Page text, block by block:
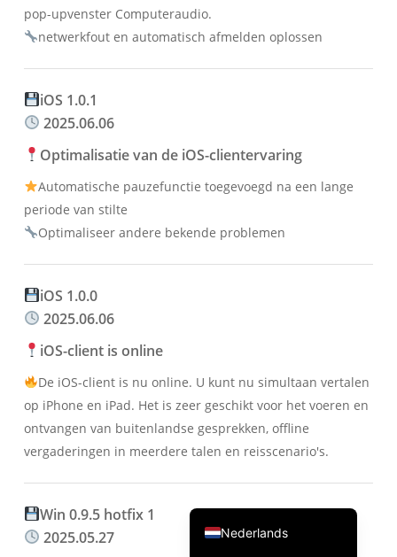
pop-upvenster Computeraudio.
netwerkfout en automatisch afmelden oplossen
iOS 1.0.1
2025.06.06
Optimalisatie van de iOS-clientervaring
Automatische pauzefunctie toegevoegd na een lange
periode van stilte
Optimaliseer andere bekende problemen
iOS 1.0.0
2025.06.06
iOS-client is online
De iOS-client is nu online. U kunt nu simultaan vertalen
op iPhone en iPad. Het is zeer geschikt voor het voeren en
ontvangen van buitenlandse gesprekken, offline
vergaderingen in meerdere talen en reisscenario's.
Win 0.9.5 hotfix 1
2025.05.27
Nederlands
日本語
Русский
Italiano
Čeština
繁體中文
Português do Brasil
Bahasa Indonesia
Tiếng Việt